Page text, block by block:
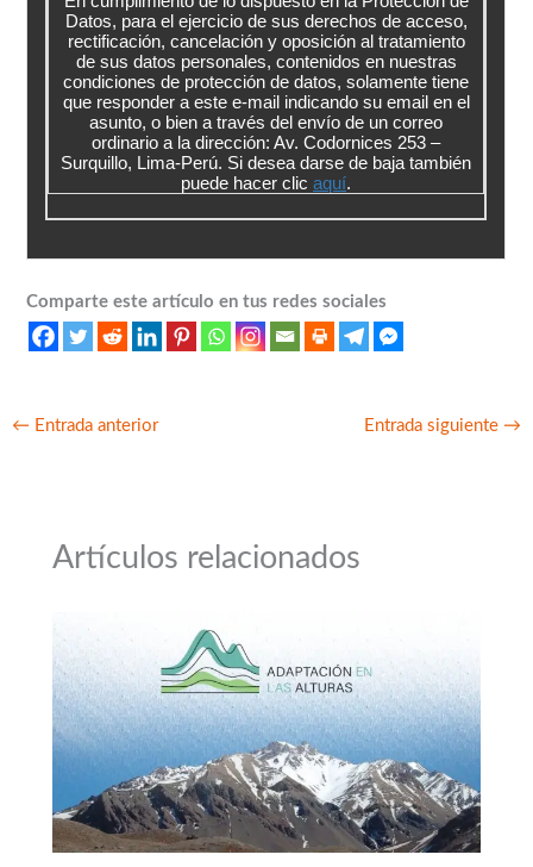
Datos, para el ejercicio de sus derechos de acceso,
rectificación, cancelación y oposición al tratamiento
de sus datos personales, contenidos en nuestras
condiciones de protección de datos, solamente tiene
que responder a este e-mail indicando su email en el
asunto, o bien a través del envío de un correo
ordinario a la dirección: Av. Codornices 253 –
Surquillo, Lima-Perú. Si desea darse de baja también
puede hacer clicaquí.
Comparte este artículo en tus redes sociales
← Entrada anterior Entrada siguiente →
Artículos relacionados